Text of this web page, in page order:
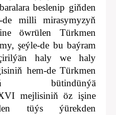
beslenip giňden
de milli mirasymyzyň
öwrülen Türkmen
şeýle-de bu baýram
haly we haly
hem-de Türkmen
bütindünýä
mejlisiniň öz işine
tüýs ýürekden